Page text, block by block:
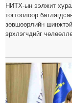
НИТХ-ын ээлжит
тогтоолоор
зөвшөөрлийн
эрхлэгчдийг